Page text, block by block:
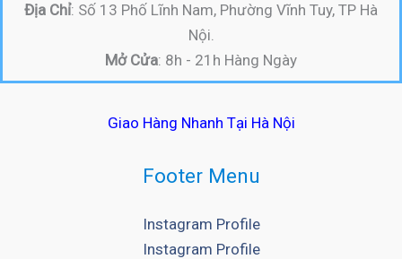
Địa Chỉ: Số 13 Phố Lĩnh Nam, Phường Vĩnh Tuy, TP Hà
Nội.
Mở Cửa: 8h - 21h Hàng Ngày
Giao Hàng Nhanh Tại Hà Nội
Footer Menu
Instagram Profile
Instagram Profile